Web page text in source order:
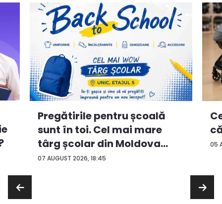
07 AUGUST 2026, 18:45
Pregătirile pentru școală
sunt în toi. Cel mai mare
târg școlar din Moldova
con...
05